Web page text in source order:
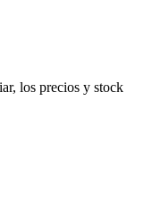
los precios y stock